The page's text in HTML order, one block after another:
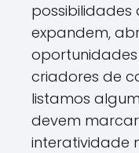
possibilidades
expandem,
criadores de
listamos
devem
interatividade